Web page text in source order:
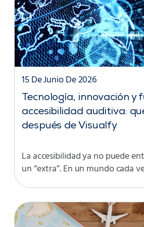
Tecnología, innovación y
accesibilidad auditiva:
después de Visualfy
15 De Junio De 2026
La accesibilidad ya no puede
un “extra”. En un mundo cada